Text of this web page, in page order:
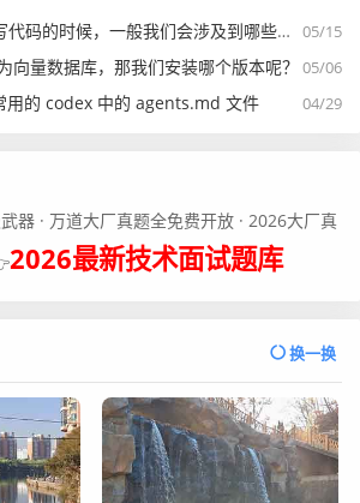
05/15
的时候，一般我们会涉及到哪些提示词？
05/06
量数据库，那我们安装哪个版本呢？
04/29
用的 codex 中的 agents.md 文件
器 · 万道大厂真题全免费开放 · 2026大厂真
2026最新技术面试题库
换一换